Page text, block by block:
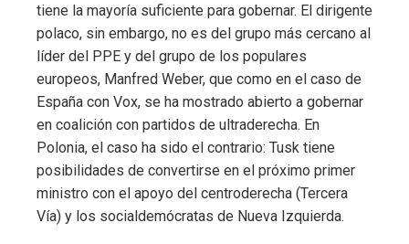
tiene la mayoría suficiente para gobernar. El dirigente
polaco, sin embargo, no es del grupo más cercano al
líder del PPE y del grupo de los populares
europeos, Manfred Weber, que como en el caso de
España con Vox, se ha mostrado abierto a gobernar
en coalición con partidos de ultraderecha. En
Polonia, el caso ha sido el contrario: Tusk tiene
posibilidades de convertirse en el próximo primer
ministro con el apoyo del centroderecha (Tercera
Vía) y los socialdemócratas de Nueva Izquierda.